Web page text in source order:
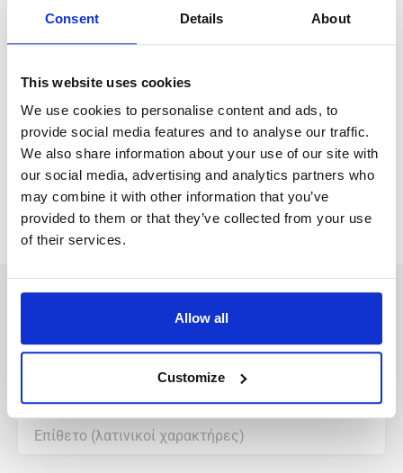
Consent Details About
This website uses cookies
We use cookies to personalise content and ads, to
provide social media features and to analyse our traffic.
We also share information about your use of our site with
our social media, advertising and analytics partners who
may combine it with other information that you’ve
provided to them or that they’ve collected from your use
of their services.
Allow all
Customize
Το Ρόμπιν μπορεί να σας βοηθήσει να βρείτε δουλειά στο
εξωτερικό!
Create your profile
Λάβετε εξατομικευμένες πληροφορίες από το Robin.
Ονομα (λατινικοί χαρακτήρες)
Επίθετο (λατινικοί χαρακτήρες)